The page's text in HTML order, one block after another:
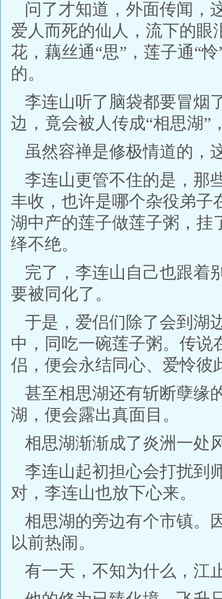
问了才知道，外面传闻，
爱人而死的仙人，流下的眼
花，藕丝通“思”，莲子通“
的。
李连山听了脑袋都要冒烟
边，竟会被人传成“相思湖”
虽然容禅是修极情道的，
李连山更管不住的是，那
丰收，也许是哪个杂役弟子
湖中产的莲子做莲子粥，挂
绎不绝。
完了，李连山自己也跟着
要被同化了。
于是，爱侣们除了会到湖
中，同吃一碗莲子粥。传说
侣，便会永结同心、爱怜彼
甚至相思湖还有斩断孽缘
湖，便会露出真面目。
相思湖渐渐成了炎洲一处
李连山起初担心会打扰到
对，李连山也放下心来。
相思湖的旁边有个市镇。
以前热闹。
有一天，不知为什么，江